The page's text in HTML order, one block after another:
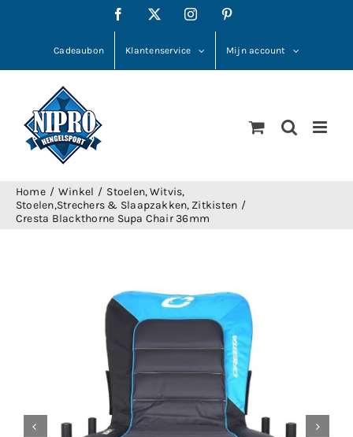
Facebook Instagram
Cadeaubon Klantenservice Mijn account
Home Winkel Stoelen Witvis
Stoelen,Strechers & Slaapzakken Zitkisten
Cresta Blackthorne Supa Chair 36mm